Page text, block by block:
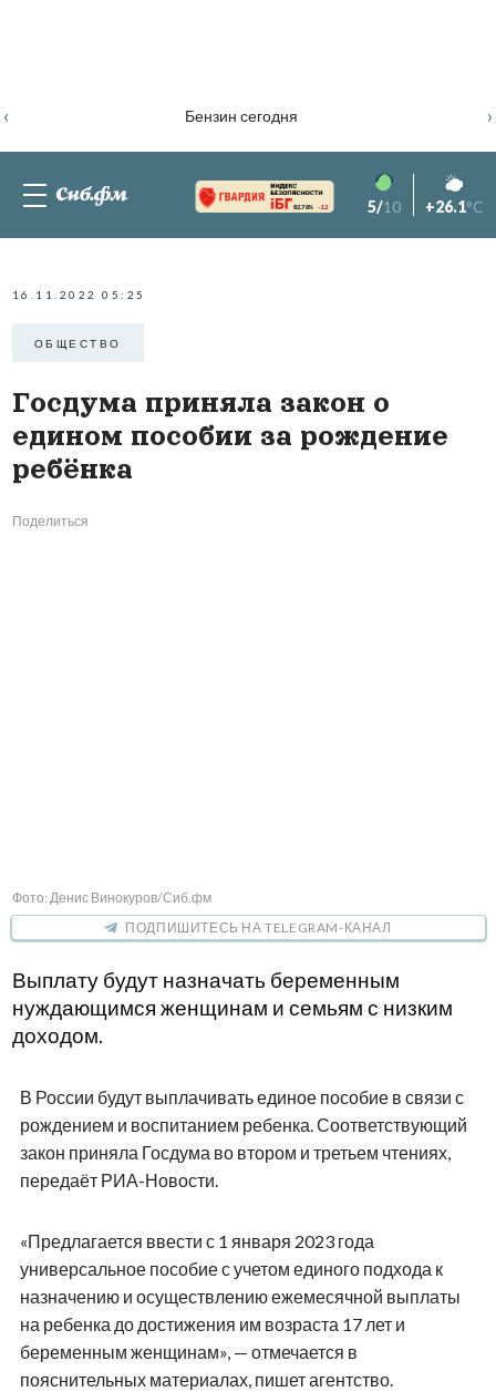
Бензин сегодня
‹ ›
82.76% -1.2 5/10 +26.1°C
16.11.2022 05:25
ОБЩЕСТВО
Госдума приняла закон о
едином пособии за рождение
ребёнка
Поделиться
Фото: Денис Винокуров/Сиб.фм
ПОДПИШИТЕСЬ НА TELEGRAM-КАНАЛ
Выплату будут назначать беременным
нуждающимся женщинам и семьям с низким
доходом.
В России будут выплачивать единое пособие в связи с
рождением и воспитанием ребенка. Соответствующий
закон приняла Госдума во втором и третьем чтениях,
передаёт РИА-Новости.
«Предлагается ввести с 1 января 2023 года
универсальное пособие с учетом единого подхода к
назначению и осуществлению ежемесячной выплаты
на ребенка до достижения им возраста 17 лет и
беременным женщинам», — отмечается в
пояснительных материалах, пишет агентство.